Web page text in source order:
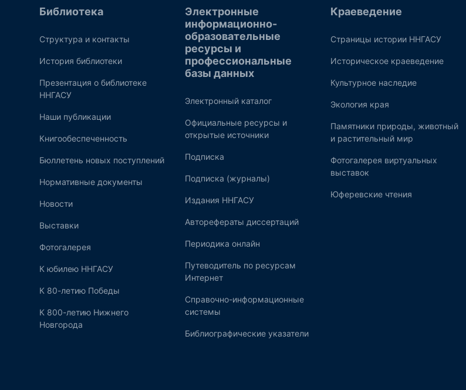
Библиотека
Структура и контакты
История библиотеки
Презентация о библиотеке
ННГАСУ
Наши публикации
Книгообеспеченность
Бюллетень новых поступлений
Нормативные документы
Новости
Выставки
Фотогалерея
К юбилею ННГАСУ
К 80-летию Победы
К 800-летию Нижнего
Новгорода
Электронные
информационно-
образовательные
ресурсы и
профессиональные
базы данных
Электронный каталог
Официальные ресурсы и
открытые источники
Подписка
Подписка (журналы)
Издания ННГАСУ
Авторефераты диссертаций
Периодика онлайн
Путеводитель по ресурсам
Интернет
Справочно-информационные
системы
Библиографические указатели
Краеведение
Страницы истории ННГАСУ
Историческое краеведение
Культурное наследие
Экология края
Памятники природы, животный
и растительный мир
Фотогалерея виртуальных
выставок
Юферевские чтения